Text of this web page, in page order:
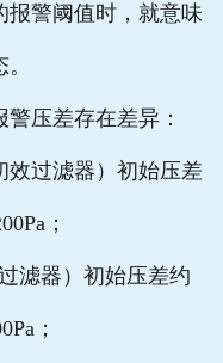
报警阈值时，就意味
压差存在差异：
效过滤器）初始压差
；
滤器）初始压差约
；